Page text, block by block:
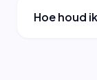
Hoe houd